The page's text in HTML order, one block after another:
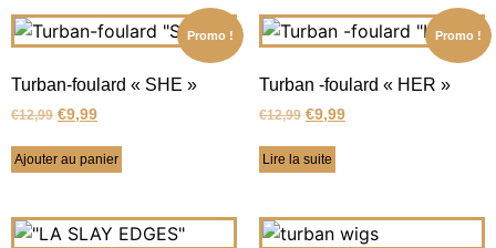
Promo !
Turban-foulard « SHE »
€12,99 €9,99
Ajouter au panier
Promo !
Turban -foulard « HER »
€12,99 €9,99
Lire la suite